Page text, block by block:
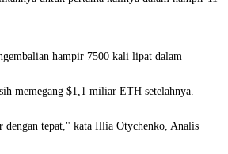
hampir 7500 kali lipat dalam
memegang $1,1 miliar ETH setelahnya.
dengan tepat," kata Illia Otychenko, Analis